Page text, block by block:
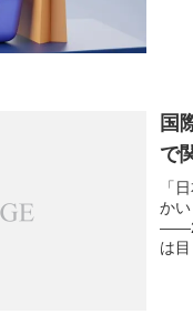
国
で
「
か
は目